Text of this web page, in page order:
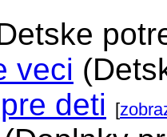
veci
deti [